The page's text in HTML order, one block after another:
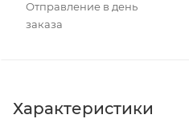
Отправление в день
заказа
Характеристики